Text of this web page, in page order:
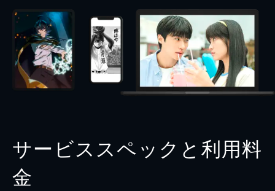
サービススペックと利用料
金